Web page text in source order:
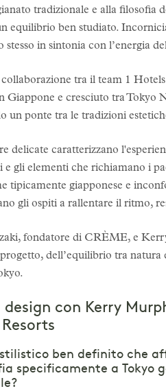
tradizionale e alla filosofia
equilibrio ben studiato.
stesso in sintonia con l’energia
tra il team 1
Giappone e cresciuto tra Tokyo
un ponte tra le tradizioni
delicate caratterizzano
gli elementi che richiamano i
tipicamente giapponese e
gli ospiti a rallentare il ritmo,
fondatore di CRÈME, e
dell’equilibrio tra
con Kerry
ben definito che
specificamente a Tokyo